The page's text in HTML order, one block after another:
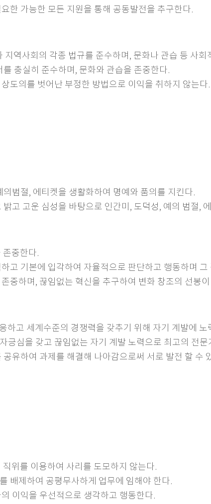
한 가능한 모든 지원을 통해 공동발전을 추구한다.
지역사회의 각종 법규를 준수하며, 문화나 관습 등 사회
충실히 준수하며, 문화와 관습을 존중한다.
도의를 벗어난 부정한 방법으로 이익을 취하지 않는다.
범절, 에티켓을 생활화하여 명예와 품의를 지킨다.
밝고 고운 심성을 바탕으로 인간미, 도덕성, 예의 범절,
존중한다.
고 기본에 입각하여 자율적으로 판단하고 행동하며
중하며, 끊임없는 혁신을 추구하여 변화 창조의 선봉
하고 세계수준의 경쟁력을 갖추기 위해 자기 계발에 노
긍심을 갖고 끊임없는 자기 계발 노력으로 최고의 전문
공유하여 과제를 해결해 나아감으로써 서로 발전 할 수
위를 이용하여 사리를 도모하지 않는다.
배제하여 공평무사하게 업무에 임해야 한다.
이익을 우선적으로 생각하고 행동한다.